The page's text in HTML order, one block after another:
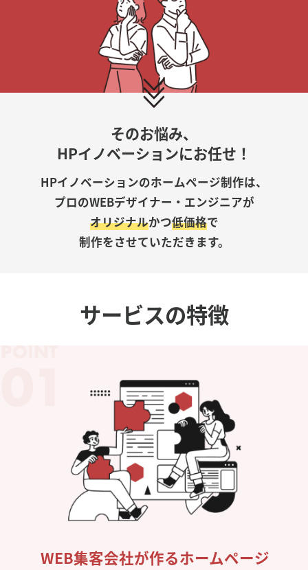
そのお悩み、
HPイノベーションにお任せ！
HPイノベーションのホームページ制作は、
プロのWEBデザイナー・エンジニアが
オリジナルかつ低価格で
制作をさせていただきます。
サービスの特徴
WEB集客会社が作るホームページ